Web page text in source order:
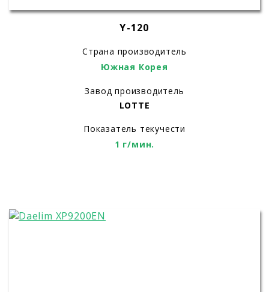
Y-120
Страна производитель
Южная Корея
Завод производитель
LOTTE
Показатель текучести
1 г/мин.